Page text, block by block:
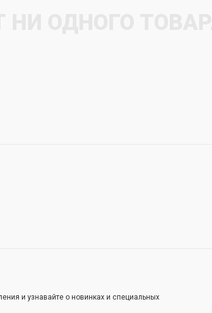
и узнавайте о новинках и специальных